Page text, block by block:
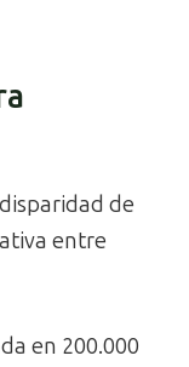
de
entre
en 200.000